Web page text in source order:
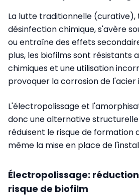
La lutte traditionnelle (curative),
désinfection chimique, s'avère
ou entraîne des effets
plus, les biofilms sont résistants
chimiques et une utilisation
provoquer la corrosion de l'acier
L'électropolissage et
donc une alternative
réduisent le risque de formation
même la mise en place de
Électropolissage:
risque de biofilm